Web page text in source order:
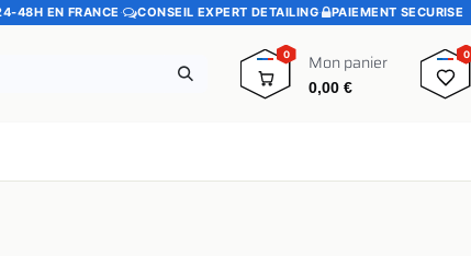
48H EN FRANCE · CONSEIL EXPERT DETAILING· PAIEMENT SECURISE
0 Mon panier
0,00€
0
0